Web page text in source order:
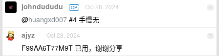
6
johndududu OP Oct 28, 2024
@huangxd007 #4 手慢无
7
ajyz Oct 28, 2024
F99AA6T77M9T 已用，谢谢分享